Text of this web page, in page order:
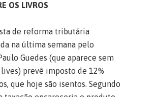
OS LIVROS
de reforma tributária
na última semana pelo
Guedes (que aparece sem
prevê imposto de 12%
que hoje são isentos. Segundo